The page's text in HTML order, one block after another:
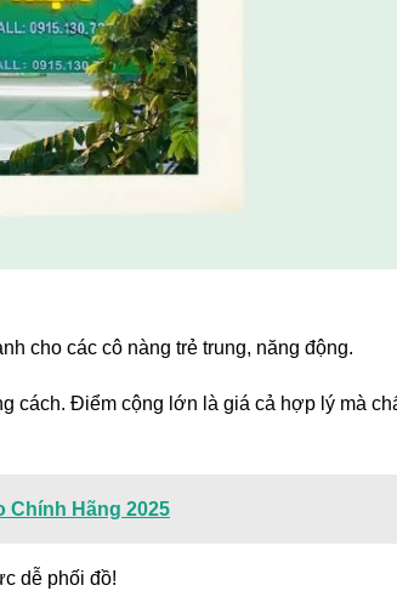
cho các cô nàng trẻ trung, năng động.
cách. Điểm cộng lớn là giá cả hợp lý mà
Chính Hãng 2025
dễ phối đồ!